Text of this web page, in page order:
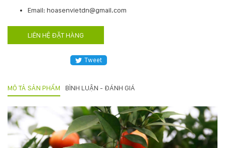
:
0931.914.968
Email: hoasenvietdn@gmail.com
LIÊN HỆ ĐẶT HÀNG
Tweet
MÔ TẢ SẢN PHẨM BÌNH LUẬN - ĐÁNH GIÁ